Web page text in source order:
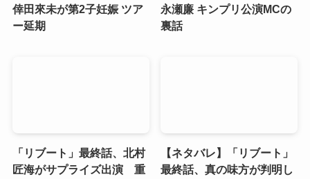
倖田來未が第2子妊娠 ツア
ー延期
永瀬廉 キンプリ公演MCの
裏話
「リブート」最終話、北村
匠海がサプライズ出演 重
【ネタバレ】「リブート」
最終話、真の味方が判明し